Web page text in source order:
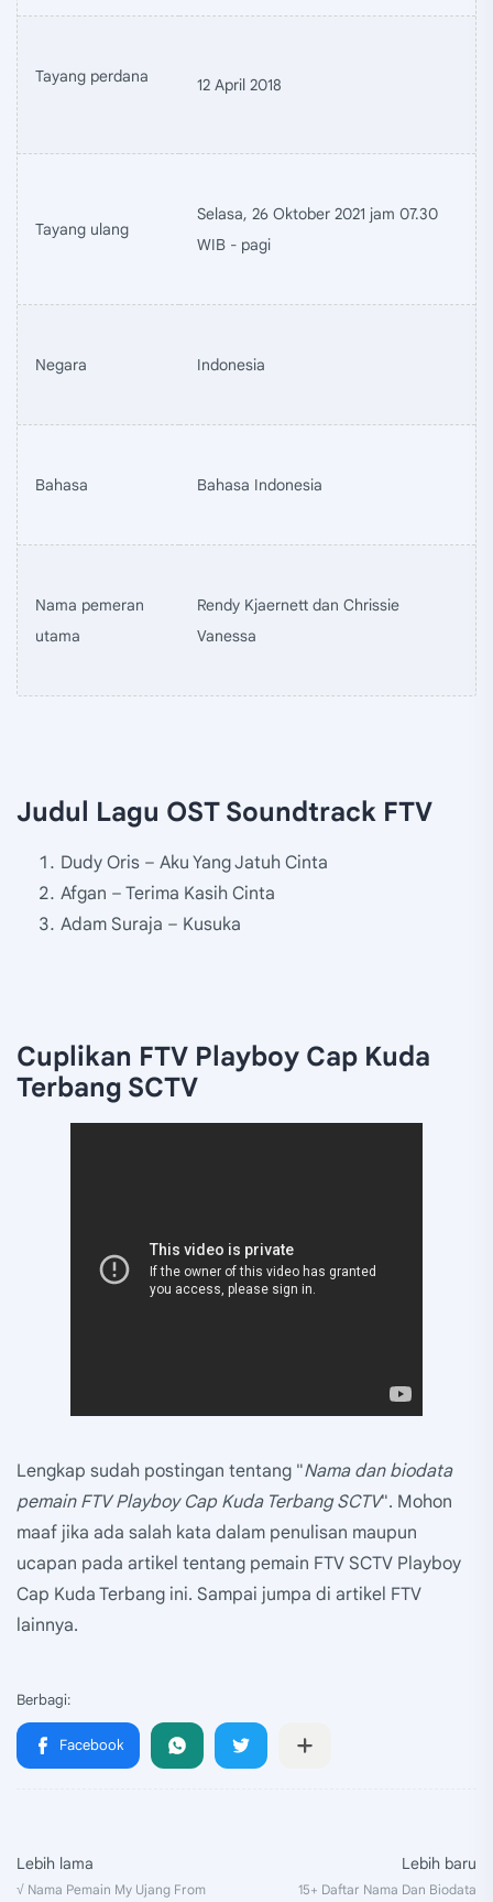
Tayang perdana 12 April 2018
Tayang ulang
Selasa, 26 Oktober 2021 jam 07.30
WIB - pagi
Negara Indonesia
Bahasa Bahasa Indonesia
Nama pemeran
utama
Rendy Kjaernett dan Chrissie
Vanessa
Judul Lagu OST Soundtrack FTV
Dudy Oris – Aku Yang Jatuh Cinta
Afgan – Terima Kasih Cinta
Adam Suraja – Kusuka
Cuplikan FTV Playboy Cap Kuda
Terbang SCTV
Lengkap sudah postingan tentang "Nama dan biodata
pemain FTV Playboy Cap Kuda Terbang SCTV". Mohon
maaf jika ada salah kata dalam penulisan maupun
ucapan pada artikel tentang pemain FTV SCTV Playboy
Cap Kuda Terbang ini. Sampai jumpa di artikel FTV
lainnya.